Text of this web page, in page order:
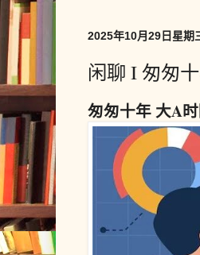
2025年10月29日星期
闲聊 I 匆匆
匆匆十年 大A